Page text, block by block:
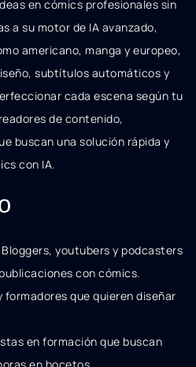
en cómics profesionales sin
a su motor de IA avanzado,
americano, manga y europeo,
subtítulos automáticos y
cada escena según tu
de contenido,
buscan una solución rápida y
con IA.
youtubers y podcasters
con cómics.
formadores que quieren diseñar
en formación que buscan